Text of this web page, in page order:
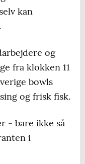
kan
og
fra klokken 11
bowls
og frisk fisk.
- bare ikke så
i